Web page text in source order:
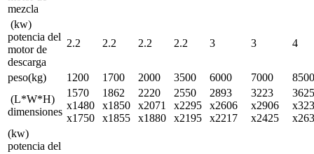
mezcla
(kw)
potencia del
motor de
descarga
2.2 2.2 2.2 2.2 3 3 4
peso(kg) 1200 1700 2000 3500 6000 7000
8500
(L*W*H)
dimensiones
1570
x1480
x1750
1862
x1850
x1855
2220
x2071
x1880
2550
x2295
x2195
2893
x2606
x2217
3223
x2906
x2425
3625
(kw)
potencia del